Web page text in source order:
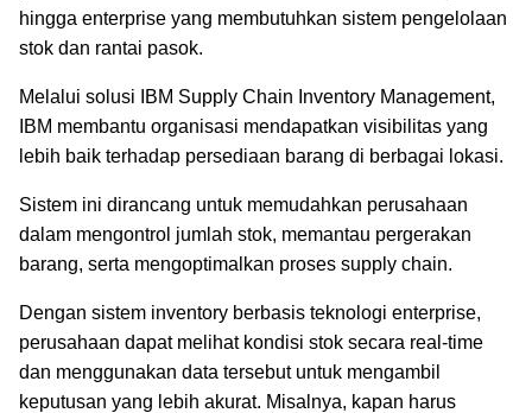
hingga enterprise yang membutuhkan sistem pengelolaan
stok dan rantai pasok.
Melalui solusi IBM Supply Chain Inventory Management,
IBM membantu organisasi mendapatkan visibilitas yang
lebih baik terhadap persediaan barang di berbagai lokasi.
Sistem ini dirancang untuk memudahkan perusahaan
dalam mengontrol jumlah stok, memantau pergerakan
barang, serta mengoptimalkan proses supply chain.
Dengan sistem inventory berbasis teknologi enterprise,
perusahaan dapat melihat kondisi stok secara real-time
dan menggunakan data tersebut untuk mengambil
keputusan yang lebih akurat. Misalnya, kapan harus